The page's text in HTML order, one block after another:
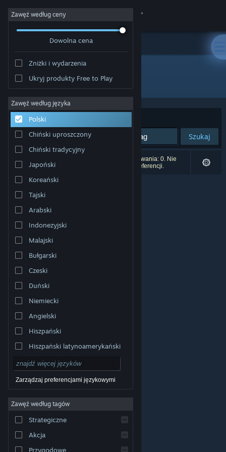
Zaloguj się
Społeczność
Informacje
Wsparcie
Zmień język
Pobierz aplikację mobilną Steam
Wersja przeglądarkowa
© Valve Corporation. Wszelkie prawa zastrzeżone.
właścicieli w Stanach Zjednoczonych i innych krajach.
dostępu
Umowa użytkownika Steam
pieniędzy |Ciasteczka
Zawęź według ceny
Dowolna cena
Zniżki i wydarzenia
Ukryj produkty Free to Play
Zawęź według języka
Polski
Chiński uproszczony
Chiński tradycyjny
Japoński
Koreański
Tajski
Arabski
Indonezyjski
Malajski
Bułgarski
Czeski
Duński
Niemiecki
Angielski
Hiszpański
Hiszpański latynoamerykański
Zarządzaj preferencjami językowymi
Zawęź według tagów
Strategiczne
Akcja
Przygodowe
Wydawca: DesktopPaints LLC
Sortuj według:
Szukaj
Liczba wyników pasujących do twojego wyszukiwania: 0. Nie
uwzględniono 2 tytułów na podstawie twoich preferencji.